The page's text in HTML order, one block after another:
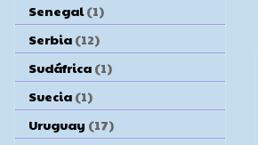
Senegal (1)
Serbia (12)
Sudáfrica (1)
Suecia (1)
Uruguay (17)